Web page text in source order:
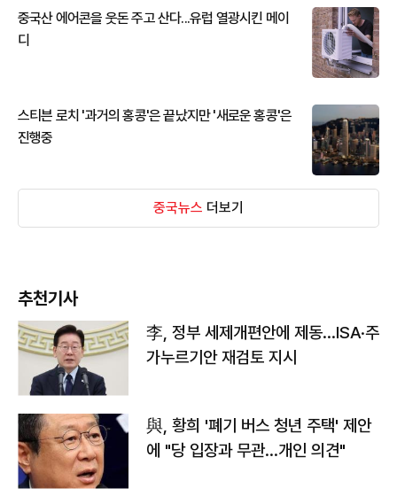
중국산 에어콘을 웃돈 주고 산다...유럽 열광시킨 메이
디
스티븐 로치 '과거의 홍콩'은 끝났지만 '새로운 홍콩'은
진행중
중국뉴스 더보기
추천기사
李, 정부 세제개편안에 제동…ISA·주
가누르기안 재검토 지시
與, 황희 '폐기 버스 청년 주택' 제안
에 "당 입장과 무관…개인 의견"